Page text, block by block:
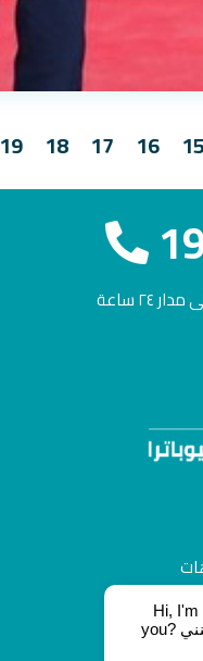
15
16
17
18
٢٤ ساعة
Hi, I'm
you? مرحبًا ، أنا كليو بوت 🤖 كيف يمكنني